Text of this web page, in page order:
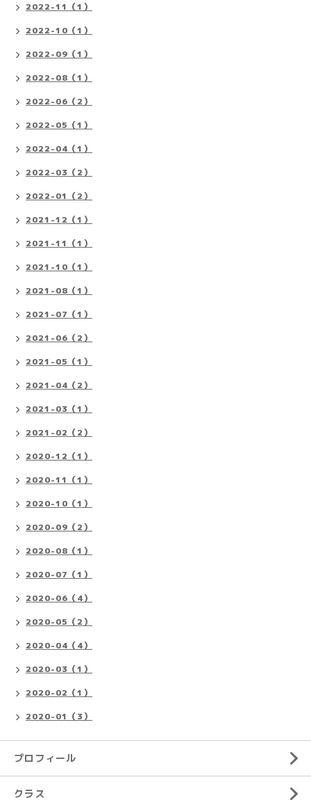
2022-11（1）
2022-10（1）
2022-09（1）
2022-08（1）
2022-06（2）
2022-05（1）
2022-04（1）
2022-03（2）
2022-01（2）
2021-12（1）
2021-11（1）
2021-10（1）
2021-08（1）
2021-07（1）
2021-06（2）
2021-05（1）
2021-04（2）
2021-03（1）
2021-02（2）
2020-12（1）
2020-11（1）
2020-10（1）
2020-09（2）
2020-08（1）
2020-07（1）
2020-06（4）
2020-05（2）
2020-04（4）
2020-03（1）
2020-02（1）
2020-01（3）
プロフィール
クラス